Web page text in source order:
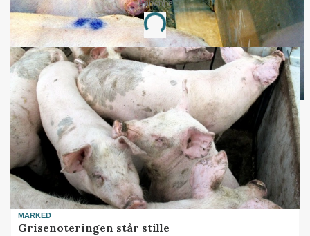
Annonce
Loading...
MARKED
Grisenoteringen står stille